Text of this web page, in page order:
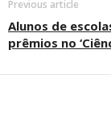
Previous article
Alunos de
prêmios no